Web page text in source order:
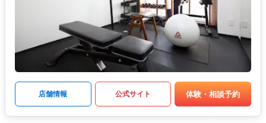
店舗情報 公式サイト 体験・相談予約